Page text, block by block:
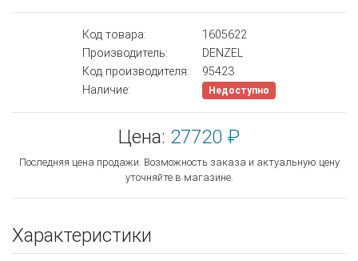
Код товара:
1605622
Производитель:
DENZEL
Код производителя:
95423
Наличие:
Недоступно
Цена: 27720 ₽
Последняя цена продажи. Возможность заказа и актуальную цену
уточняйте в магазине.
Характеристики